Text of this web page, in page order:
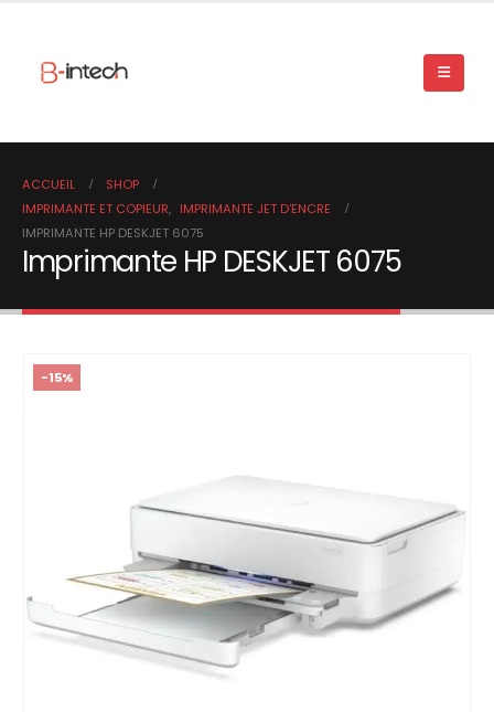
ACCUEIL
SHOP
IMPRIMANTE ET COPIEUR, IMPRIMANTE JET D'ENCRE
IMPRIMANTE HP DESKJET 6075
Imprimante HP DESKJET 6075
-15%